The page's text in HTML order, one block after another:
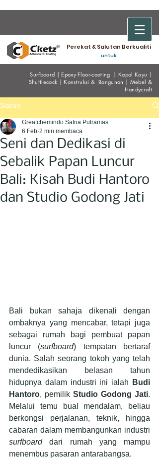
Perekat & Salutan Berkualiti
untuk:
Surfboard |EpoxyFloor-coating |Kapal Kayu |
Shuttlecock |Konstruksi & Bangunan | Mebel &
Handycraft
Siaran
Seni dan Dedikasi di
Sebalik Papan Luncur
Bali: Kisah Budi Hantoro
dan Studio Godong Jati
Greatchemindo Satria Putramas
6 Feb 2 min membaca
Bali bukan sahaja dikenali dengan
ombaknya yang mencabar, tetapi juga
sebagai rumah bagi pembuat papan
luncur (surfboard) tempatan bertaraf
dunia. Salah seorang tokoh yang telah
mendedikasikan belasan tahun
hidupnya dalam industri ini ialah
Budi
Hantoro, pemilik Studio Godong Jati.
Melalui temu bual mendalam, beliau
berkongsi perjalanan, teknik, hingga
surfboard dari rumah yang mampu
menembus pasaran antarabangsa.